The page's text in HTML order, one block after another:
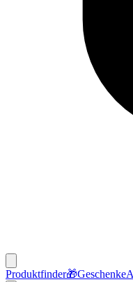
Produktfinder🎁Geschenke